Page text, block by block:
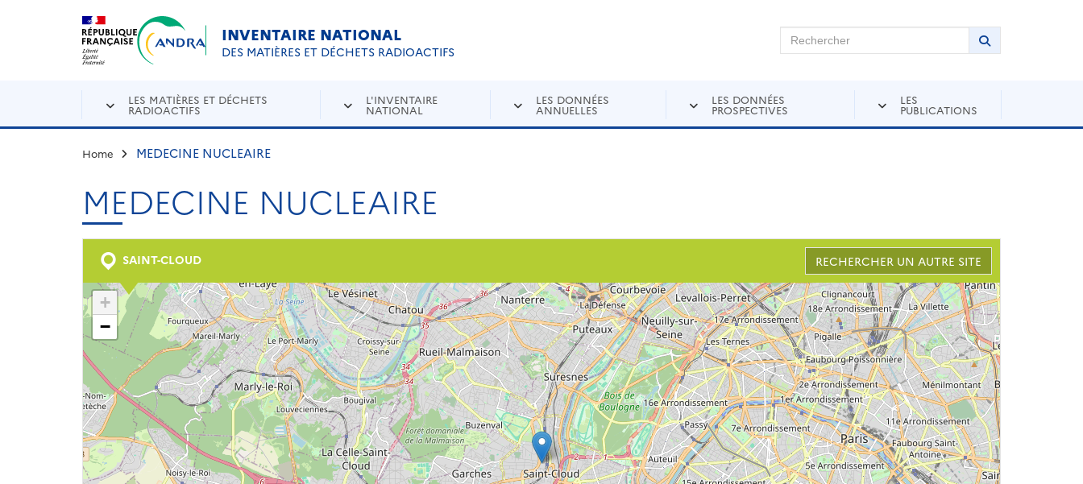
Aller au contenu principal
INVENTAIRE NATIONAL
DES MATIÈRES ET DÉCHETS RADIOACTIFS
Rechercher sur Andra Inventaire Rechercher
Lancer la
LES MATIÈRES ET DÉCHETS
RADIOACTIFS
L'INVENTAIRE
NATIONAL
LES DONNÉES
ANNUELLES
LES DONNÉES
PROSPECTIVES
LES
PUBLICATIONS
Home MEDECINE NUCLEAIRE
MEDECINE NUCLEAIRE
SAINT-CLOUD RECHERCHER UN AUTRE SITE
+
−